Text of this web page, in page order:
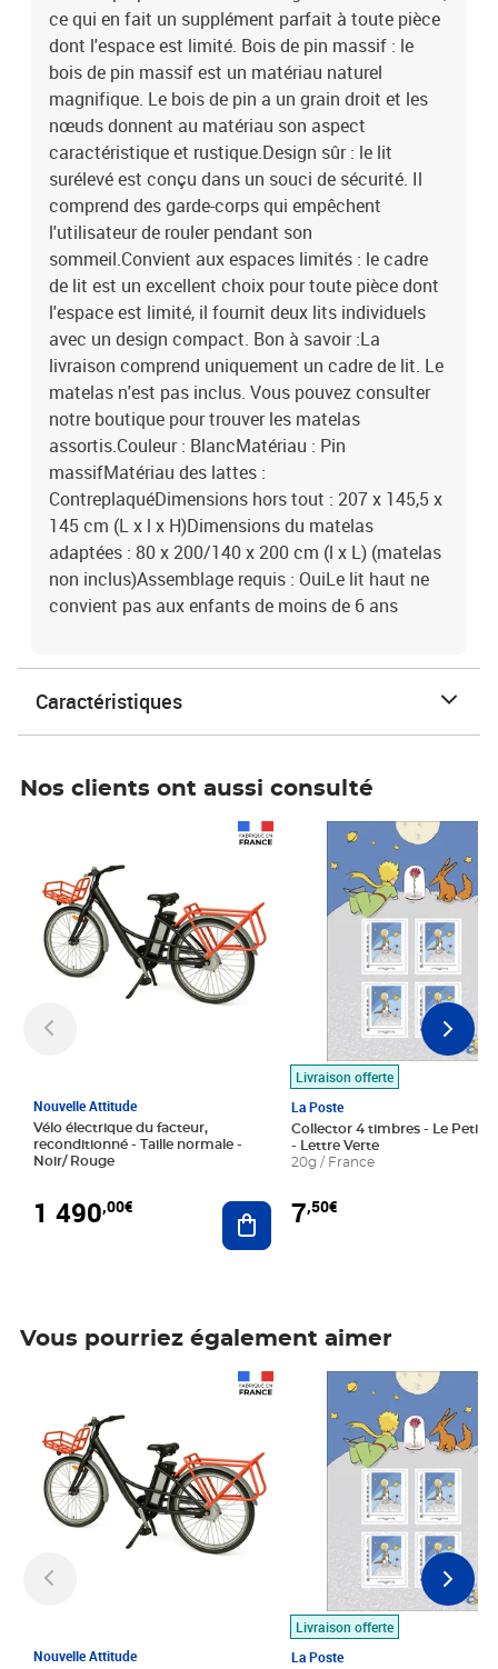
cm (L x l x H)Dimensions du matelas adaptées : 80 x 200/140 x
200 cm (l x L) (matelas non inclus)Assemblage requis : OuiLe lit
haut ne convient pas aux enfants de moins de 6 ans
ce qui en fait un supplément parfait à toute pièce
dont l'espace est limité. Bois de pin massif : le
bois de pin massif est un matériau naturel
magnifique. Le bois de pin a un grain droit et les
nœuds donnent au matériau son aspect
caractéristique et rustique.Design sûr : le lit
surélevé est conçu dans un souci de sécurité. Il
comprend des garde-corps qui empêchent
l'utilisateur de rouler pendant son
sommeil.Convient aux espaces limités : le cadre
de lit est un excellent choix pour toute pièce dont
l'espace est limité, il fournit deux lits individuels
avec un design compact. Bon à savoir :La
livraison comprend uniquement un cadre de lit. Le
matelas n'est pas inclus. Vous pouvez consulter
notre boutique pour trouver les matelas
assortis.Couleur : BlancMatériau : Pin
massifMatériau des lattes :
ContreplaquéDimensions hors tout : 207 x 145,5 x
145 cm (L x l x H)Dimensions du matelas
adaptées : 80 x 200/140 x 200 cm (l x L) (matelas
non inclus)Assemblage requis : OuiLe lit haut ne
convient pas aux enfants de moins de 6 ans
Caractéristiques
Nos clients ont aussi consulté
Nouvelle Attitude
Vélo électrique du facteur,
reconditionné - Taille normale -
Noir/ Rouge
1 490,00€ Ajouter au panier
Livraison offerte
La Poste
Collector 4 timbres - Le Petit
- Lettre Verte
20g / France
7,50€
Prix 7,50€
Vous pourriez également aimer
Nouvelle Attitude
Livraison offerte
La Poste
Prix 7,50€